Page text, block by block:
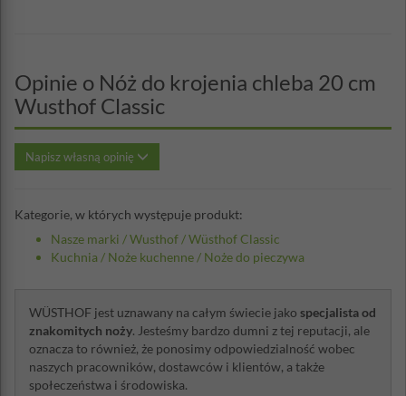
Opinie o Nóż do krojenia chleba 20 cm
Wusthof Classic
Napisz własną opinię
Kategorie, w których występuje produkt:
Nasze marki /Wusthof /Wüsthof Classic
Kuchnia / Noże kuchenne / Noże do pieczywa
WÜSTHOF jest uznawany na całym świecie jako specjalista od
znakomitych noży. Jesteśmy bardzo dumni z tej reputacji, ale
oznacza to również, że ponosimy odpowiedzialność wobec
naszych pracowników, dostawców i klientów, a także
społeczeństwa i środowiska.